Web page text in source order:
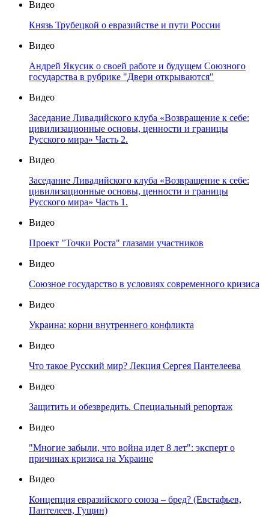
Видео
Князь Трубецкой о евразийстве и пути России
Видео
Андрей Якусик о своей работе и будущем Союзного
государства в рубрике "Двери открываются"
Видео
Заседание Ливадийского клуба «Возвращение к себе:
цивилизационные основы, ценности и границы
Русского мира» Часть 2.
Видео
Заседание Ливадийского клуба «Возвращение к себе:
цивилизационные основы, ценности и границы
Русского мира» Часть 1.
Видео
Проект "Точки Роста" глазами участников
Видео
Союзное государство в условиях современного кризиса
Видео
Украина: корни внутреннего конфликта
Видео
Что такое Русский мир? Лекция Сергея Пантелеева
Видео
Защитить и обезвредить. Специальный репортаж
Видео
"Многие забыли, что война идет 8 лет": эксперт о
причинах кризиса на Украине
Видео
Концепция евразийского союза – бред? (Евстафьев,
Пантелеев, Гущин)